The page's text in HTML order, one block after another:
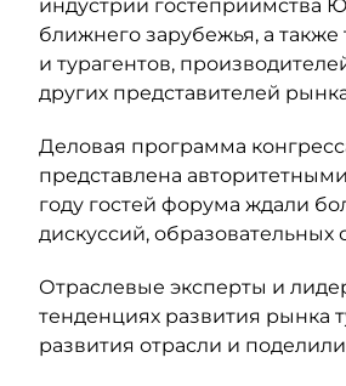
индустрии гостеприимства
ближнего зарубежья, а
и турагентов,
других представителей
Деловая программа
представлена
году гостей форума ждали
дискуссий,
Отраслевые эксперты и
тенденциях развития рынка
развития отрасли и